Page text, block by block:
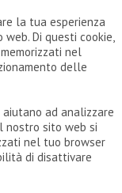
la tua esperienza
Di questi cookie,
nel
delle
ad analizzare
nostro sito web si
nel tuo browser
di disattivare